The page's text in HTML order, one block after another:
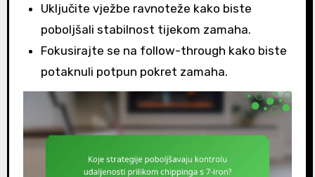
Uključite vježbe ravnoteže kako biste
poboljšali stabilnost tijekom zamaha.
Fokusirajte se na follow-through kako biste
potaknuli potpun pokret zamaha.